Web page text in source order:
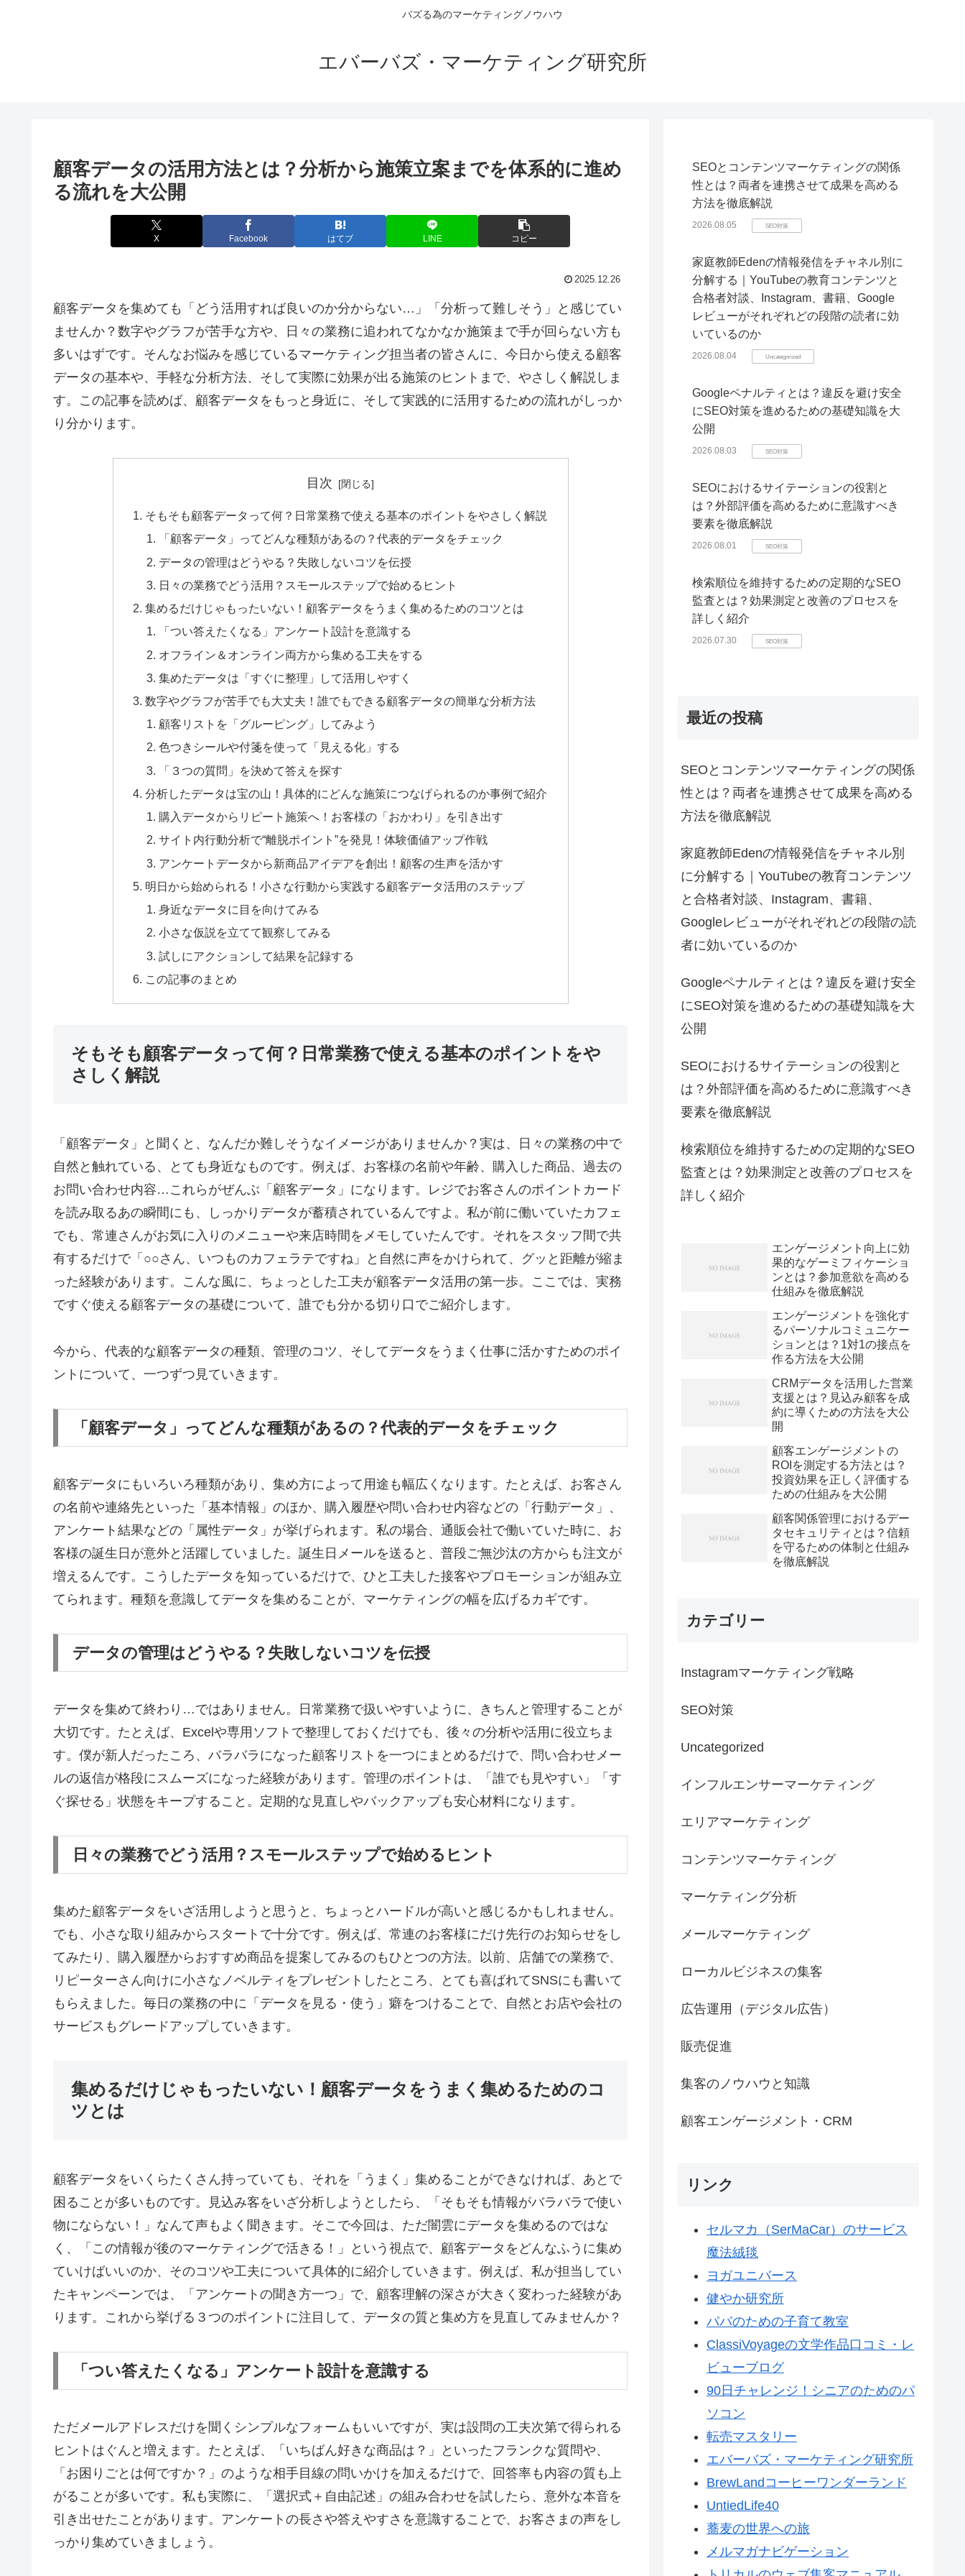
バズる為のマーケティングノウハウ
エバーバズ・マーケティング研究所
顧客データの活用方法とは？分析から施策立案までを体系的に進め
る流れを大公開
X Facebook はてブ LINE コピー
2025.12.26
顧客データを集めても「どう活用すれば良いのか分からない…」「分析って難しそう」と感じてい
ませんか？数字やグラフが苦手な方や、日々の業務に追われてなかなか施策まで手が回らない方も
多いはずです。そんなお悩みを感じているマーケティング担当者の皆さんに、今日から使える顧客
データの基本や、手軽な分析方法、そして実際に効果が出る施策のヒントまで、やさしく解説しま
す。この記事を読めば、顧客データをもっと身近に、そして実践的に活用するための流れがしっか
り分かります。
目次
そもそも顧客データって何？日常業務で使える基本のポイントをやさしく解説
「顧客データ」ってどんな種類があるの？代表的データをチェック
データの管理はどうやる？失敗しないコツを伝授
日々の業務でどう活用？スモールステップで始めるヒント
集めるだけじゃもったいない！顧客データをうまく集めるためのコツとは
「つい答えたくなる」アンケート設計を意識する
オフライン＆オンライン両方から集める工夫をする
集めたデータは「すぐに整理」して活用しやすく
数字やグラフが苦手でも大丈夫！誰でもできる顧客データの簡単な分析方法
顧客リストを「グルーピング」してみよう
色つきシールや付箋を使って「見える化」する
「３つの質問」を決めて答えを探す
分析したデータは宝の山！具体的にどんな施策につなげられるのか事例で紹介
購入データからリピート施策へ！お客様の「おかわり」を引き出す
サイト内行動分析で“離脱ポイント”を発見！体験価値アップ作戦
アンケートデータから新商品アイデアを創出！顧客の生声を活かす
明日から始められる！小さな行動から実践する顧客データ活用のステップ
身近なデータに目を向けてみる
小さな仮説を立てて観察してみる
試しにアクションして結果を記録する
この記事のまとめ
そもそも顧客データって何？日常業務で使える基本のポイントをや
さしく解説
「顧客データ」と聞くと、なんだか難しそうなイメージがありませんか？実は、日々の業務の中で
自然と触れている、とても身近なものです。例えば、お客様の名前や年齢、購入した商品、過去の
お問い合わせ内容…これらがぜんぶ「顧客データ」になります。レジでお客さんのポイントカード
を読み取るあの瞬間にも、しっかりデータが蓄積されているんですよ。私が前に働いていたカフェ
でも、常連さんがお気に入りのメニューや来店時間をメモしていたんです。それをスタッフ間で共
有するだけで「○○さん、いつものカフェラテですね」と自然に声をかけられて、グッと距離が縮ま
った経験があります。こんな風に、ちょっとした工夫が顧客データ活用の第一歩。ここでは、実務
ですぐ使える顧客データの基礎について、誰でも分かる切り口でご紹介します。
今から、代表的な顧客データの種類、管理のコツ、そしてデータをうまく仕事に活かすためのポイ
ントについて、一つずつ見ていきます。
「顧客データ」ってどんな種類があるの？代表的データをチェック
顧客データにもいろいろ種類があり、集め方によって用途も幅広くなります。たとえば、お客さん
の名前や連絡先といった「基本情報」のほか、購入履歴や問い合わせ内容などの「行動データ」、
アンケート結果などの「属性データ」が挙げられます。私の場合、通販会社で働いていた時に、お
客様の誕生日が意外と活躍していました。誕生日メールを送ると、普段ご無沙汰の方からも注文が
増えるんです。こうしたデータを知っているだけで、ひと工夫した接客やプロモーションが組み立
てられます。種類を意識してデータを集めることが、マーケティングの幅を広げるカギです。
データの管理はどうやる？失敗しないコツを伝授
データを集めて終わり…ではありません。日常業務で扱いやすいように、きちんと管理することが
大切です。たとえば、Excelや専用ソフトで整理しておくだけでも、後々の分析や活用に役立ちま
す。僕が新人だったころ、バラバラになった顧客リストを一つにまとめるだけで、問い合わせメー
ルの返信が格段にスムーズになった経験があります。管理のポイントは、「誰でも見やすい」「す
ぐ探せる」状態をキープすること。定期的な見直しやバックアップも安心材料になります。
日々の業務でどう活用？スモールステップで始めるヒント
集めた顧客データをいざ活用しようと思うと、ちょっとハードルが高いと感じるかもしれません。
でも、小さな取り組みからスタートで十分です。例えば、常連のお客様にだけ先行のお知らせをし
てみたり、購入履歴からおすすめ商品を提案してみるのもひとつの方法。以前、店舗での業務で、
リピーターさん向けに小さなノベルティをプレゼントしたところ、とても喜ばれてSNSにも書いて
もらえました。毎日の業務の中に「データを見る・使う」癖をつけることで、自然とお店や会社の
サービスもグレードアップしていきます。
集めるだけじゃもったいない！顧客データをうまく集めるためのコ
ツとは
顧客データをいくらたくさん持っていても、それを「うまく」集めることができなければ、あとで
困ることが多いものです。見込み客をいざ分析しようとしたら、「そもそも情報がバラバラで使い
物にならない！」なんて声もよく聞きます。そこで今回は、ただ闇雲にデータを集めるのではな
く、「この情報が後のマーケティングで活きる！」という視点で、顧客データをどんなふうに集め
ていけばいいのか、そのコツや工夫について具体的に紹介していきます。例えば、私が担当してい
たキャンペーンでは、「アンケートの聞き方一つ」で、顧客理解の深さが大きく変わった経験があ
ります。これから挙げる３つのポイントに注目して、データの質と集め方を見直してみませんか？
「つい答えたくなる」アンケート設計を意識する
ただメールアドレスだけを聞くシンプルなフォームもいいですが、実は設問の工夫次第で得られる
ヒントはぐんと増えます。たとえば、「いちばん好きな商品は？」といったフランクな質問や、
「お困りごとは何ですか？」のような相手目線の問いかけを加えるだけで、回答率も内容の質も上
がることが多いです。私も実際に、「選択式＋自由記述」の組み合わせを試したら、意外な本音を
引き出せたことがあります。アンケートの長さや答えやすさを意識することで、お客さまの声をし
っかり集めていきましょう。
SEOとコンテンツマーケティングの関係
性とは？両者を連携させて成果を高める
方法を徹底解説
2026.08.05 SEO対策
家庭教師Edenの情報発信をチャネル別に
分解する｜YouTubeの教育コンテンツと
合格者対談、Instagram、書籍、Google
レビューがそれぞれどの段階の読者に効
いているのか
2026.08.04 Uncategorized
Googleペナルティとは？違反を避け安全
にSEO対策を進めるための基礎知識を大
公開
2026.08.03 SEO対策
SEOにおけるサイテーションの役割と
は？外部評価を高めるために意識すべき
要素を徹底解説
2026.08.01 SEO対策
検索順位を維持するための定期的なSEO
監査とは？効果測定と改善のプロセスを
詳しく紹介
2026.07.30 SEO対策
最近の投稿
SEOとコンテンツマーケティングの関係
性とは？両者を連携させて成果を高める
方法を徹底解説
家庭教師Edenの情報発信をチャネル別
に分解する｜YouTubeの教育コンテンツ
と合格者対談、Instagram、書籍、
Googleレビューがそれぞれどの段階の読
者に効いているのか
Googleペナルティとは？違反を避け安全
にSEO対策を進めるための基礎知識を大
公開
SEOにおけるサイテーションの役割と
は？外部評価を高めるために意識すべき
要素を徹底解説
検索順位を維持するための定期的なSEO
監査とは？効果測定と改善のプロセスを
詳しく紹介
エンゲージメント向上に効
果的なゲーミフィケーショ
ンとは？参加意欲を高める
仕組みを徹底解説
エンゲージメントを強化す
るパーソナルコミュニケー
ションとは？1対1の接点を
作る方法を大公開
CRMデータを活用した営業
支援とは？見込み顧客を成
約に導くための方法を大公
開
顧客エンゲージメントの
ROIを測定する方法とは？
投資効果を正しく評価する
ための仕組みを大公開
顧客関係管理におけるデー
タセキュリティとは？信頼
を守るための体制と仕組み
を徹底解説
カテゴリー
Instagramマーケティング戦略
SEO対策
Uncategorized
インフルエンサーマーケティング
エリアマーケティング
コンテンツマーケティング
マーケティング分析
メールマーケティング
ローカルビジネスの集客
広告運用（デジタル広告）
販売促進
集客のノウハウと知識
顧客エンゲージメント・CRM
リンク
セルマカ（SerMaCar）のサービス
魔法絨毯
ヨガユニバース
健やか研究所
パパのための子育て教室
ClassiVoyageの文学作品口コミ・レ
ビューブログ
90日チャレンジ！シニアのためのパ
ソコン
転売マスタリー
エバーバズ・マーケティング研究所
BrewLandコーヒーワンダーランド
UntiedLife40
蕎麦の世界への旅
メルマガナビゲーション